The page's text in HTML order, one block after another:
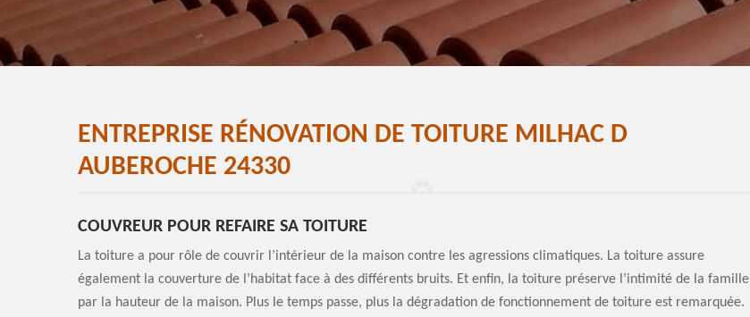
ENTREPRISE RÉNOVATION DE TOITURE MILHAC D
AUBEROCHE 24330
COUVREUR POUR REFAIRE SA TOITURE
La toiture a pour rôle de couvrir l’intérieur de la maison contre les agressions climatiques. La toiture assure
également la couverture de l’habitat face à des différents bruits. Et enfin, la toiture préserve l’intimité de la famille
par la hauteur de la maison. Plus le temps passe, plus la dégradation de fonctionnement de toiture est remarquée.